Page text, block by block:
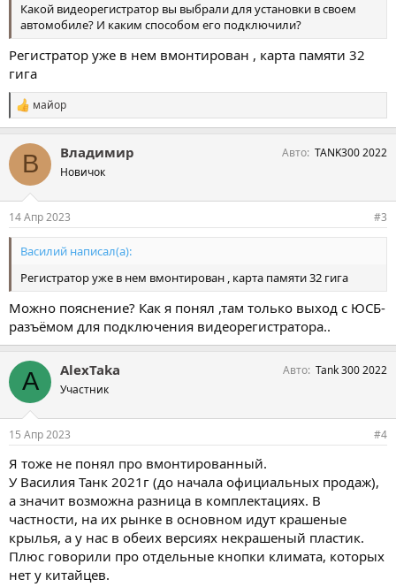
Какой видеорегистратор вы выбрали для установки в своем
автомобиле? И каким способом его подключили?
Регистратор уже в нем вмонтирован , карта памяти 32
гига
С
и
п
т
:
майор
В Владимир
Новичок
Авто TANK300 2022
14 Апр 2023 #3
Василий написал(а):
Регистратор уже в нем вмонтирован , карта памяти 32 гига
Можно пояснение? Как я понял ,там только выход с ЮСБ-
разъёмом для подключения видеорегистратора..
A AlexTaka
Участник
Авто Tank 300 2022
15 Апр 2023 #4
Я тоже не понял про вмонтированный.
У Василия Танк 2021г (до начала официальных продаж),
а значит возможна разница в комплектациях. В
частности, на их рынке в основном идут крашеные
крылья, а у нас в обеих версиях некрашеный пластик.
Плюс говорили про отдельные кнопки климата, которых
нет у китайцев.